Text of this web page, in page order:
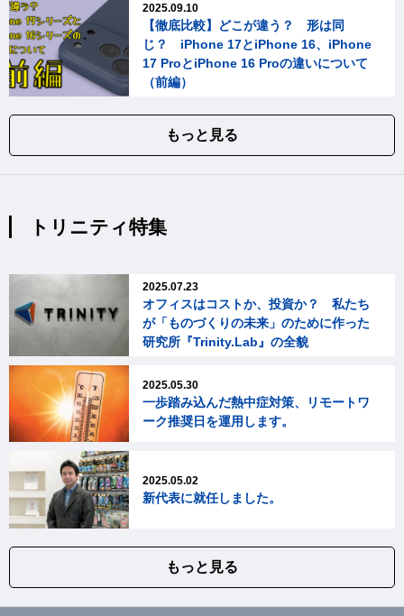
2025.09.10
【徹底比較】どこが違う？ 形は同
じ？ iPhone 17とiPhone 16、iPhone
17 ProとiPhone 16 Proの違いについて
（前編）
もっと見る
トリニティ特集
2025.07.23
オフィスはコストか、投資か？ 私たち
が「ものづくりの未来」のために作った
研究所『Trinity.Lab』の全貌
2025.05.30
一歩踏み込んだ熱中症対策、リモートワ
ーク推奨日を運用します。
2025.05.02
新代表に就任しました。
もっと見る